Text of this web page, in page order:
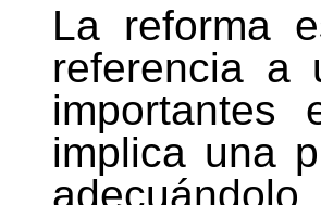
La reforma
referencia a
importantes
implica una